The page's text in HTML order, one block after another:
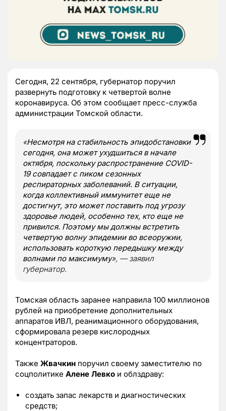
Сегодня, 22 сентября, губернатор поручил
развернуть подготовку к четвертой волне
коронавируса. Об этом сообщает пресс-служба
администрации Томской области.
«Несмотря на стабильность эпидобстановки
сегодня, она может ухудшиться в начале
октября, поскольку распространение СОVID-
19 совпадает с пиком сезонных
респираторных заболеваний. В ситуации,
когда коллективный иммунитет еще не
достигнут, это может поставить под угрозу
здоровье людей, особенно тех, кто еще не
привился. Поэтому мы должны встретить
четвертую волну эпидемии во всеоружии,
использовать короткую передышку между
волнами по максимуму», — заявил
губернатор.
Томская область заранее направила 100 миллионов
рублей на приобретение дополнительных
аппаратов ИВЛ, реанимационного оборудования,
сформировала резерв кислородных
концентраторов.
Также Жвачкин поручил своему заместителю по
соцполитике Алене Левко и облздраву:
создать запас лекарств и диагностических
средств;